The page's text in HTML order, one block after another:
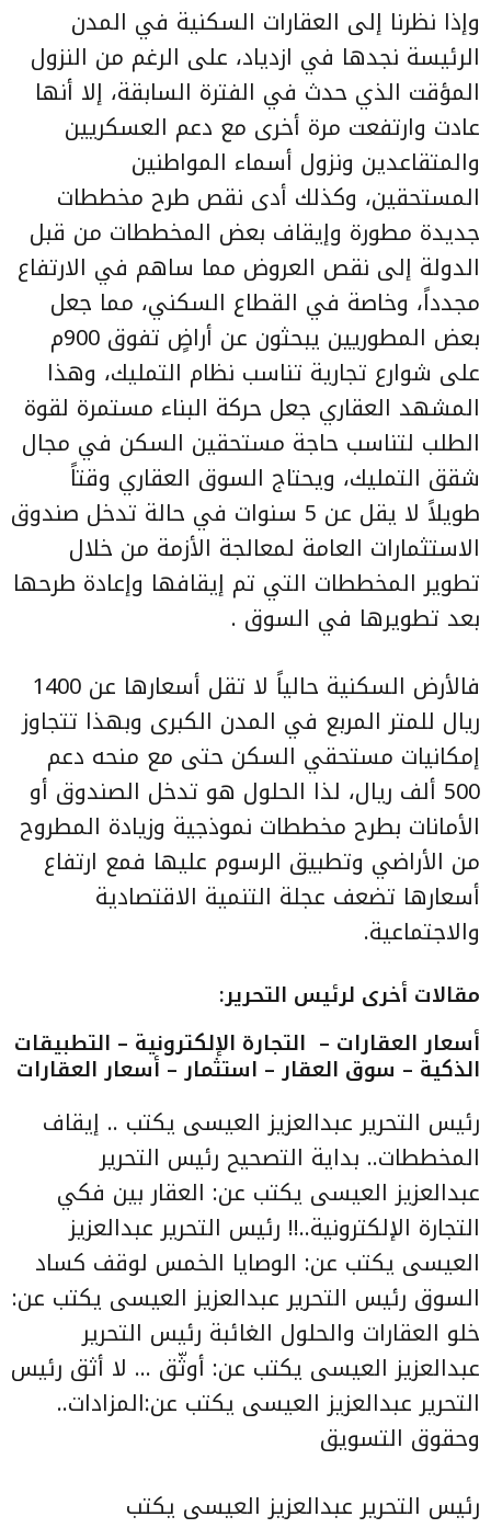
وإذا نظرنا إلى العقارات السكنية في المدن
الرئيسة نجدها في ازدياد، على الرغم من النزول
المؤقت الذي حدث في الفترة السابقة، إلا أنها
عادت وارتفعت مرة أخرى مع دعم العسكريين
والمتقاعدين ونزول أسماء المواطنين
المستحقين، وكذلك أدى نقص طرح مخططات
جديدة مطورة وإيقاف بعض المخططات من قبل
الدولة إلى نقص العروض مما ساهم في الارتفاع
مجدداً، وخاصة في القطاع السكني، مما جعل
بعض المطوريين يبحثون عن أراضٍ تفوق 900م
على شوارع تجارية تناسب نظام التمليك، وهذا
المشهد العقاري جعل حركة البناء مستمرة لقوة
الطلب لتناسب حاجة مستحقين السكن في مجال
شقق التمليك، ويحتاج السوق العقاري وقتاً
طويلاً لا يقل عن 5 سنوات في حالة تدخل صندوق
الاستثمارات العامة لمعالجة الأزمة من خلال
تطوير المخططات التي تم إيقافها وإعادة طرحها
بعد تطويرها في السوق .
فالأرض السكنية حالياً لا تقل أسعارها عن 1400
ريال للمتر المربع في المدن الكبرى وبهذا تتجاوز
إمكانيات مستحقي السكن حتى مع منحه دعم
500 ألف ريال، لذا الحلول هو تدخل الصندوق أو
الأمانات بطرح مخططات نموذجية وزيادة المطروح
من الأراضي وتطبيق الرسوم عليها فمع ارتفاع
أسعارها تضعف عجلة التنمية الاقتصادية
والاجتماعية.
مقالات أخرى لرئيس التحرير:
أسعار العقارات – التجارة الإلكترونية – التطبيقات
الذكية – سوق العقار – استثمار – أسعار العقارات
رئيس التحرير عبدالعزيز العيسى يكتب .. إيقاف
المخططات.. بداية التصحيح رئيس التحرير
عبدالعزيز العيسى يكتب عن: العقار بين فكي
التجارة الإلكترونية..!! رئيس التحرير عبدالعزيز
العيسى يكتب عن: الوصايا الخمس لوقف كساد
السوق رئيس التحرير عبدالعزيز العيسى يكتب عن:
خلو العقارات والحلول الغائبة رئيس التحرير
عبدالعزيز العيسى يكتب عن: أوثّق … لا أثق رئيس
التحرير عبدالعزيز العيسى يكتب عن:المزادات..
وحقوق التسويق
رئيس التحرير عبدالعزيز العيسى يكتب